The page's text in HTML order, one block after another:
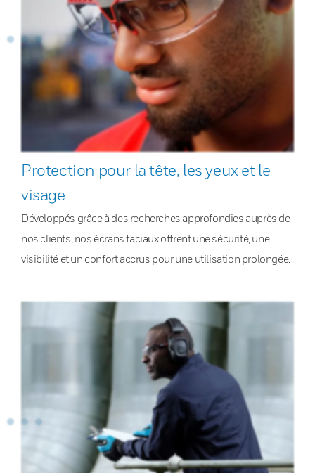
Protection pour la tête, les yeux et le
visage
Développés grâce à des recherches approfondies auprès de
nos clients, nos écrans faciaux offrent une sécurité, une
visibilité et un confort accrus pour une utilisation prolongée.